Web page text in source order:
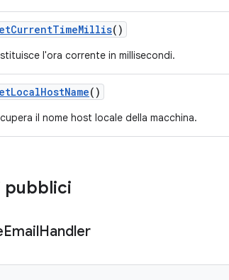
CurrentTimeMillis()
l'ora corrente in millisecondi.
LocalHostName()
il nome host locale della macchina.
EmailHandler